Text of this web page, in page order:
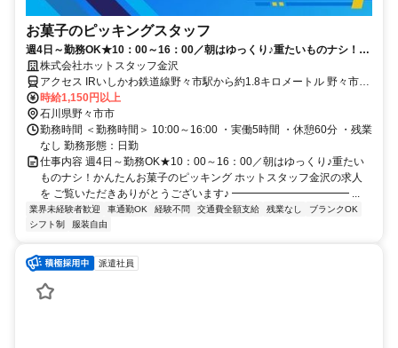
お菓子のピッキングスタッフ
週4日～勤務OK★10：00～16：00／朝はゆっくり♪重たいものナシ！か
んたんお菓子のピッキング
株式会社ホットスタッフ金沢
アクセス IRいしかわ鉄道線野々市駅から約1.8キロメートル 野々市駅
から車で約4分/徒歩8分 押野駅から車で約7分 西金沢駅から車で8分
ー ●ご自宅～片道2km以上の方は、 交通費全額支給いたします(※規
定あり) Ｖ・drug 野代店近く
時給1,150円以上
石川県野々市市
勤務時間 ＜勤務時間＞ 10:00～16:00 ・実働5時間 ・休憩60分 ・残業
なし 勤務形態：日勤
仕事内容 週4日～勤務OK★10：00～16：00／朝はゆっくり♪重たい
ものナシ！かんたんお菓子のピッキング ホットスタッフ金沢の求人
を ご覧いただきありがとうございます♪ ━━━━━━━━━━━ ...
業界未経験者歓迎 車通勤OK 経験不問 交通費全額支給 残業なし
ブランクOK
シフト制
服装自由
派遣社員